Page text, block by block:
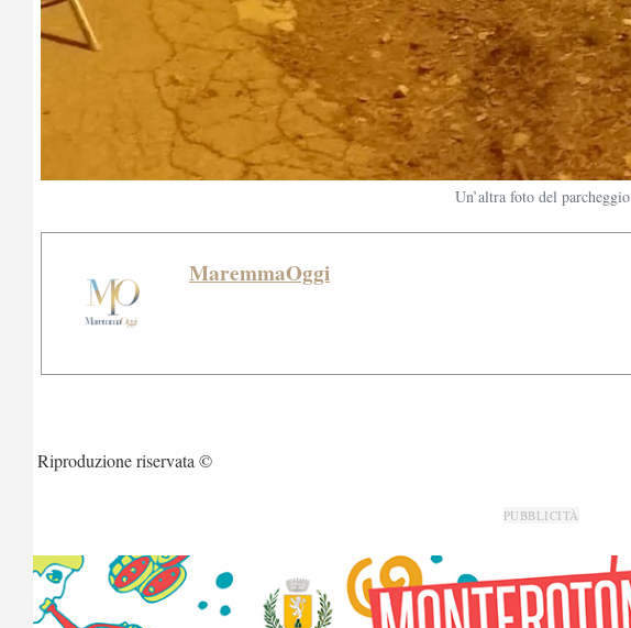
Un’altra foto del parcheggio
MaremmaOggi
Riproduzione riservata ©
PUBBLICITÀ